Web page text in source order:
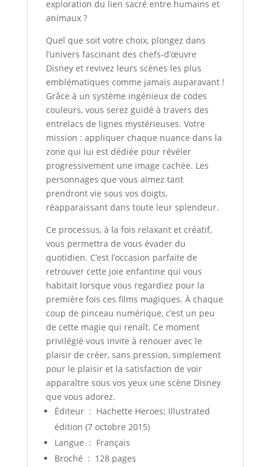
exploration du lien sacré entre humains et
animaux ?
Quel que soit votre choix, plongez dans
l’univers fascinant des chefs-d’œuvre
Disney et revivez leurs scènes les plus
emblématiques comme jamais auparavant !
Grâce à un système ingénieux de codes
couleurs, vous serez guidé à travers des
entrelacs de lignes mystérieuses. Votre
mission : appliquer chaque nuance dans la
zone qui lui est dédiée pour révéler
progressivement une image cachée. Les
personnages que vous aimez tant
prendront vie sous vos doigts,
réapparaissant dans toute leur splendeur.
Ce processus, à la fois relaxant et créatif,
vous permettra de vous évader du
quotidien. C’est l’occasion parfaite de
retrouver cette joie enfantine qui vous
habitait lorsque vous regardiez pour la
première fois ces films magiques. À chaque
coup de pinceau numérique, c’est un peu
de cette magie qui renaît. Ce moment
privilégié vous invite à renouer avec le
plaisir de créer, sans pression, simplement
pour le plaisir et la satisfaction de voir
apparaître sous vos yeux une scène Disney
que vous adorez.
Éditeur ‏ : ‎ Hachette Heroes; Illustrated
édition (7 octobre 2015)
Langue ‏ : ‎ Français
Broché ‏ : ‎ 128 pages